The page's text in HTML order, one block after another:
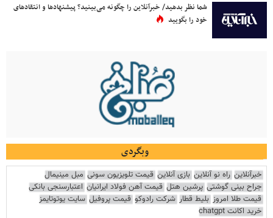
شما نظر بدهید/ خبرآنلاین را چگونه می‌بینید؟ پیشنهادها و انتقادهای
خود را بگویید
وبگردی
خبرآنلاین راه نو آنلاین بازی آنلاین قیمت تلویزیون سونی مبل مینیمال
جراح بینی گوشتی پرشین هتل قیمت آهن فولاد ایرانیان اعتبارسنجی بانکی
قیمت طلا امروز بلیط قطار شرکت رادوکو قیمت پروفیل سایت یوتوتایمز
خرید اکانت chatgpt